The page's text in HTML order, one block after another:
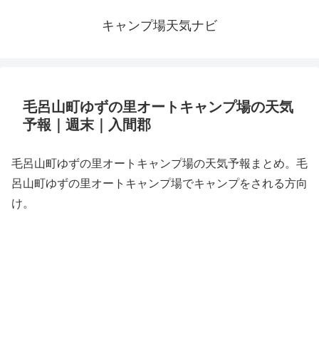
キャンプ場天気ナビ
毛呂山町ゆずの里オートキャンプ場の天気
予報｜週末｜入間郡
毛呂山町ゆずの里オートキャンプ場の天気予報まとめ。毛
呂山町ゆずの里オートキャンプ場でキャンプをされる方向
け。